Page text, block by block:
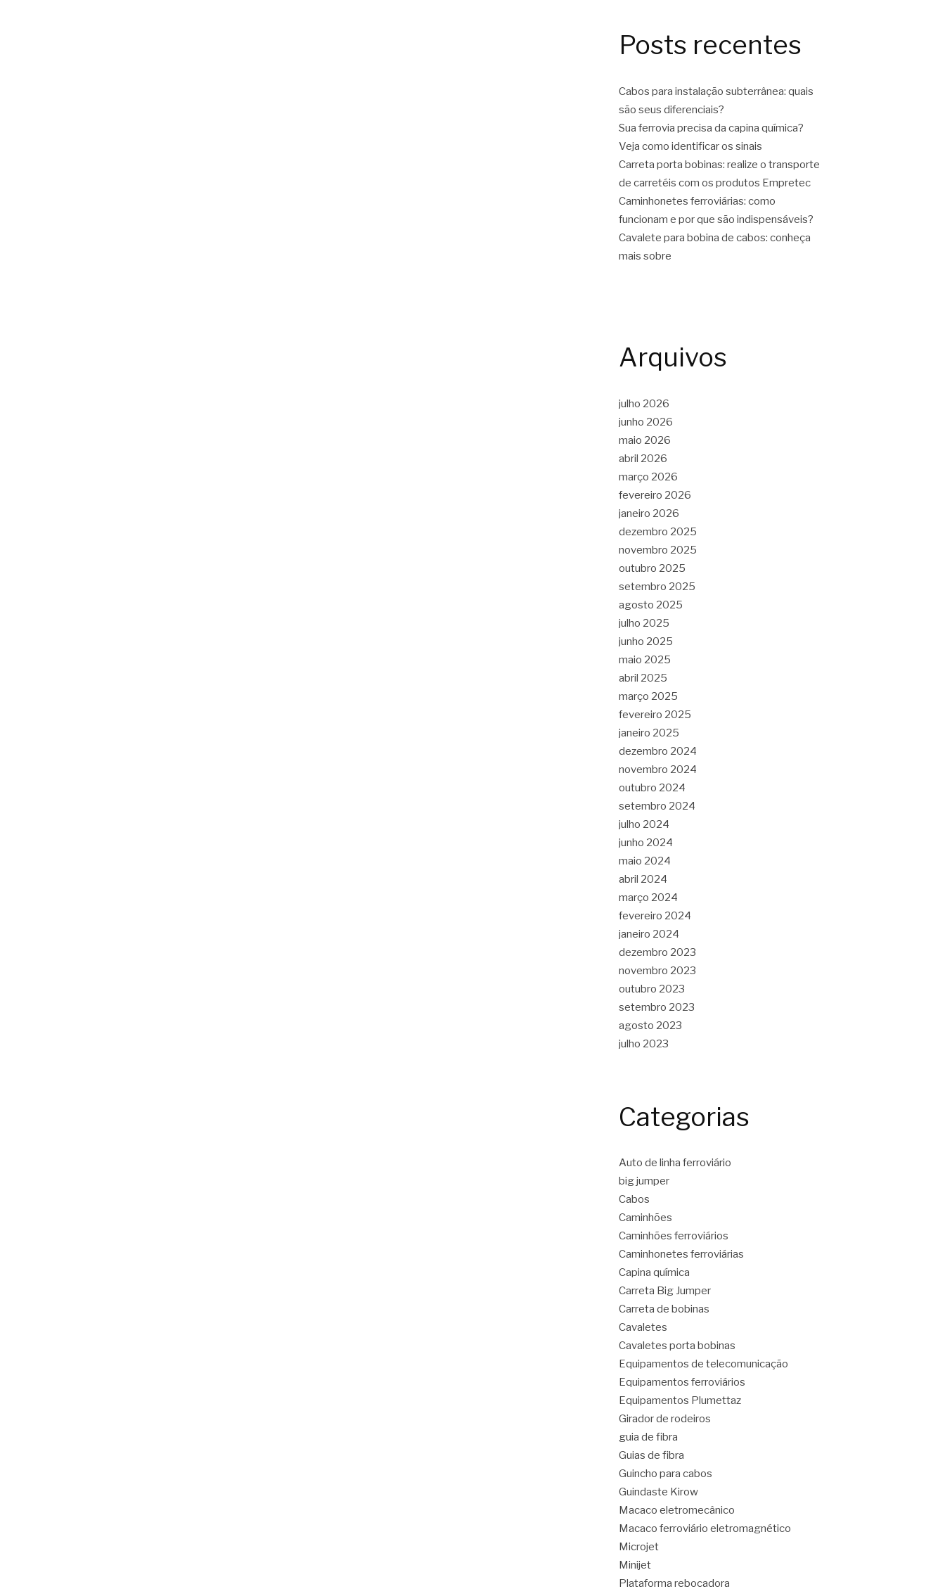
Posts recentes
Cabos para instalação subterrânea: quais
são seus diferenciais?
Sua ferrovia precisa da capina química?
Veja como identificar os sinais
Carreta porta bobinas: realize o transporte
de carretéis com os produtos Empretec
Caminhonetes ferroviárias: como
funcionam e por que são indispensáveis?
Cavalete para bobina de cabos: conheça
mais sobre
Arquivos
julho 2026
junho 2026
maio 2026
abril 2026
março 2026
fevereiro 2026
janeiro 2026
dezembro 2025
novembro 2025
outubro 2025
setembro 2025
agosto 2025
julho 2025
junho 2025
maio 2025
abril 2025
março 2025
fevereiro 2025
janeiro 2025
dezembro 2024
novembro 2024
outubro 2024
setembro 2024
julho 2024
junho 2024
maio 2024
abril 2024
março 2024
fevereiro 2024
janeiro 2024
dezembro 2023
novembro 2023
outubro 2023
setembro 2023
agosto 2023
julho 2023
Categorias
Auto de linha ferroviário
big jumper
Cabos
Caminhões
Caminhões ferroviários
Caminhonetes ferroviárias
Capina química
Carreta Big Jumper
Carreta de bobinas
Cavaletes
Cavaletes porta bobinas
Equipamentos de telecomunicação
Equipamentos ferroviários
Equipamentos Plumettaz
Girador de rodeiros
guia de fibra
Guias de fibra
Guincho para cabos
Guindaste Kirow
Macaco eletromecânico
Macaco ferroviário eletromagnético
Microjet
Minijet
Plataforma rebocadora